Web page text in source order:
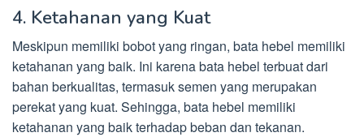
4. Ketahanan yang Kuat
Meskipun memiliki bobot yang ringan, bata hebel memiliki
ketahanan yang baik. Ini karena bata hebel terbuat dari
bahan berkualitas, termasuk semen yang merupakan
perekat yang kuat. Sehingga, bata hebel memiliki
ketahanan yang baik terhadap beban dan tekanan.